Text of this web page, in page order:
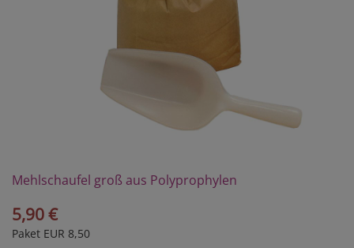
Mehlschaufel groß aus Polyprophylen
5,90 €
Paket EUR 8,50